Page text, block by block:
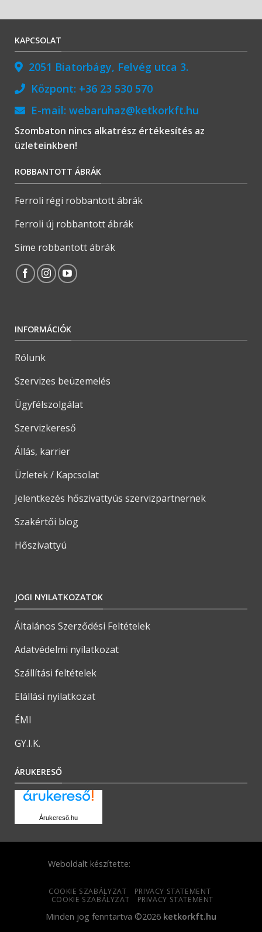
KAPCSOLAT
2051 Biatorbágy, Felvég utca 3.
Központ: +36 23 530 570
E-mail: webaruhaz@ketkorkft.hu
Szombaton nincs alkatrész értékesítés az
üzleteinkben!
ROBBANTOTT ÁBRÁK
Ferroli régi robbantott ábrák
Ferroli új robbantott ábrák
Sime robbantott ábrák
INFORMÁCIÓK
Rólunk
Szervizes beüzemelés
Ügyfélszolgálat
Szervizkereső
Állás, karrier
Üzletek / Kapcsolat
Jelentkezés hőszivattyús szervizpartnernek
Szakértői blog
Hőszivattyú
JOGI NYILATKOZATOK
Általános Szerződési Feltételek
Adatvédelmi nyilatkozat
Szállítási feltételek
Elállási nyilatkozat
ÉMI
GY.I.K.
ÁRUKERESŐ
Árukereső.hu
Weboldalt készítette:
COOKIE SZABÁLYZAT
PRIVACY STATEMENT
COOKIE SZABÁLYZAT
PRIVACY STATEMENT
Minden jog fenntartva ©2026 ketkorkft.hu